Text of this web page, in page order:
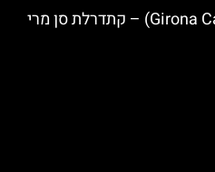
קתדרלת גירונה (Girona Cathedral) – קתדרלת סן מרי